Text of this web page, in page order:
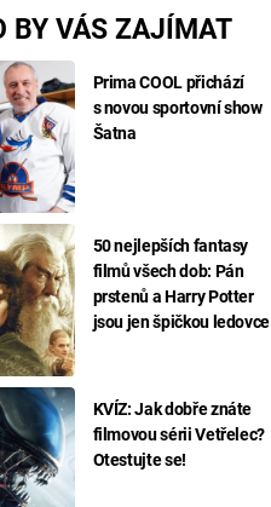
BY VÁS ZAJÍMAT
Prima COOL přichází
s novou sportovní show
Šatna
50 nejlepších fantasy
filmů všech dob: Pán
prstenů a Harry Potter
jsou jen špičkou ledovce
KVÍZ: Jak dobře znáte
filmovou sérii Vetřelec?
Otestujte se!